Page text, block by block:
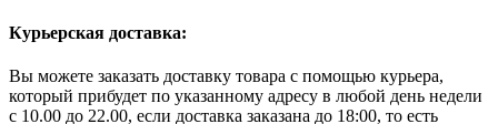
Курьерская доставка:
Вы можете заказать доставку товара с помощью курьера,
который прибудет по указанному адресу в любой день недели
с 10.00 до 22.00, если доставка заказана до 18:00, то есть